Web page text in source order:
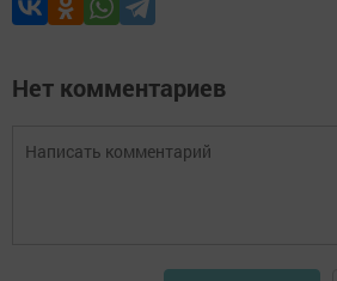
Нет комментариев